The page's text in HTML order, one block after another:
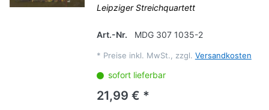
Leipziger Streichquartett
Art.-Nr. MDG 307 1035-2
* Preise inkl. MwSt., zzgl. Versandkosten
sofort lieferbar
21,99 € *